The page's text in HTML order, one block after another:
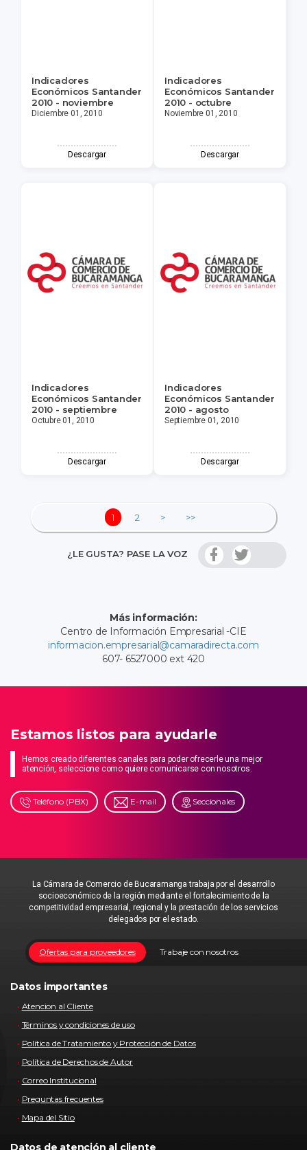
Indicadores
Económicos Santander
2010 - noviembre
Diciembre 01, 2010
Descargar
Indicadores
Económicos Santander
2010 - octubre
Noviembre 01, 2010
Descargar
Indicadores
Económicos Santander
2010 - septiembre
Octubre 01, 2010
Descargar
Indicadores
Económicos Santander
2010 - agosto
Septiembre 01, 2010
Descargar
1 2 > >>
¿LE GUSTA? PASE LA VOZ
Más información:
Centro de Información Empresarial -CIE
informacion.empresarial@camaradirecta.com
607- 6527000 ext 420
Estamos listos para ayudarle
Hemos creado diferentes canales para poder ofrecerle una mejor
atención, seleccione como quiere comunicarse con nosotros.
Teléfono (PBX) E-mail Seccionales
La Cámara de Comercio de Bucaramanga trabaja por el desarrollo
socioeconómico de la región mediante el fortalecimiento de la
competitividad empresarial, regional y la prestación de los servicios
delegados por el estado.
Trabaje con nosotros
Ofertas para proveedores
Datos importantes
Atencion al Cliente
Términos y condiciones de uso
Política de Tratamiento y Protección de Datos
Política de Derechos de Autor
Correo Institucional
Preguntas frecuentes
Mapa del Sitio
Datos de atención al cliente